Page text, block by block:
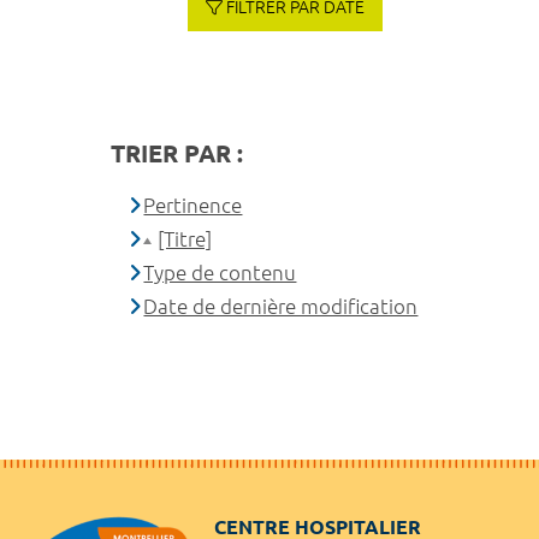
FILTRER PAR DATE
TRIER PAR :
Pertinence
[Titre]
Type de contenu
Date de dernière modification
CENTRE HOSPITALIER